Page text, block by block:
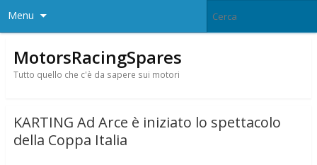
Menu
MotorsRacingSpares
Tutto quello che c'è da sapere sui motori
KARTING Ad Arce è iniziato lo spettacolo
della Coppa Italia